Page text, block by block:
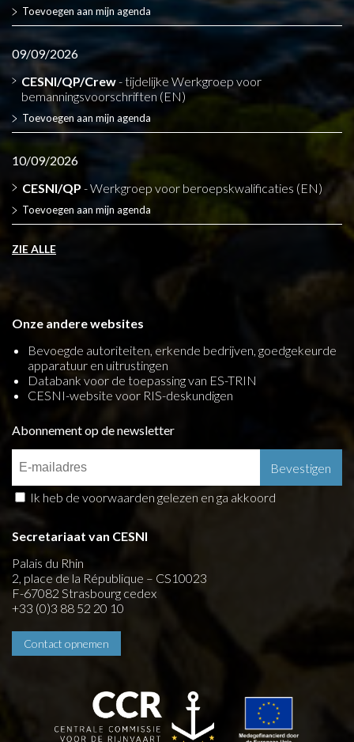
Toevoegen aan mijn agenda
09/09/2026
CESNI/QP/Crew- tijdelijke Werkgroep voor
bemanningsvoorschriften (EN)
Toevoegen aan mijn agenda
10/09/2026
CESNI/QP - Werkgroep voor beroepskwalificaties (EN)
Toevoegen aan mijn agenda
ZIE ALLE
Onze andere websites
Bevoegde autoriteiten, erkende bedrijven, goedgekeurde
apparatuur en uitrustingen
Databank voor de toepassing van ES-TRIN
CESNI-website voor RIS-deskundigen
Abonnement op de newsletter
Ik heb de voorwaarden gelezen en ga akkoord
Secretariaat van CESNI
Palais du Rhin
2, place de la République – CS10023
F-67082 Strasbourg cedex
+33 (0)3 88 52 20 10
Contact opnemen